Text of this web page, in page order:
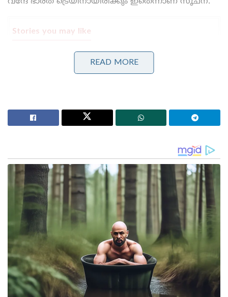
Stories you may like
2021 നിയമസഭാ തിരഞ്ഞെടുപ്പിന് ശേഷം നടന്ന അക്രമ
സംഭവങ്ങളിൽ നടപടികളുമായി ബംഗാൾ സർക്കാർ ;
മുൻ തൃണമൂൽ എം.എൽ.എ സനത് ഡേ അറസ്റ്റിൽ
നിലപാട് വ്യക്തമാക്കി സുഖ്ബീർ സിങ് ബാദൽ
ആദ്യഘട്ടത്തിൽ വടക്കൻ കശ്മീരിലെ കത്രയ്ക്കും
ബാരാമുള്ളയ്ക്കും ഇടയിലാണ് ട്രെയിൻ സർവീസ്
നടത്തുക. വിവിധ സ്ഥലങ്ങളിൽ നിന്ന് കശ്മീർ
താഴ്‌വരയിലേക്ക് വരുന്ന യാത്രക്കാർ കത്രയിൽ
ട്രെയിനുകൾ മാറിക്കയറേണ്ടിവരും. ജമ്മു റെയിൽവേ
സ്റ്റേഷന്റെ വികസനം ഓഗസ്റ്റിൽ പൂർത്തിയായ ശേഷം
കശ്മീരിലേക്കുള്ള ട്രെയിനുകൾ ജമ്മുവിൽ നിന്ന്
പുറപ്പെടും. 272 കിലോമീറ്റർ ദൈർഘ്യമുള്ള
റെയിൽപാതയാണ് കശ്മീരി ജനതയ്ക്കായി
കേന്ദ്രസർക്കാർ നിർമ്മിച്ചു നൽകിയിരിക്കുന്നത്.
ജമ്മുകശ്മീരിന്റെ ടൂറിസത്തെയും സമ്പദ്
READ MORE